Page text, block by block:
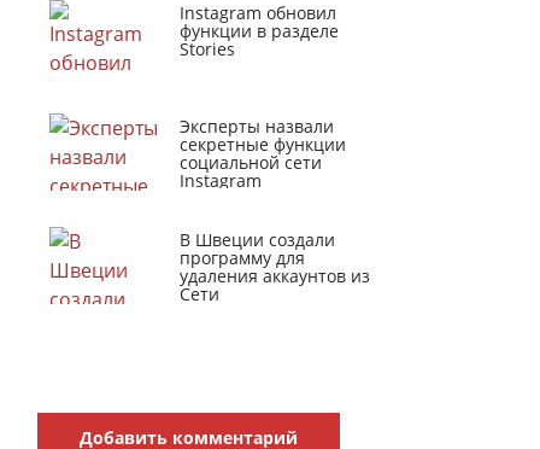
Instagram обновил
функции в разделе
Stories
Эксперты назвали
секретные функции
социальной сети
Instagram
В Швеции создали
программу для
удаления аккаунтов из
Сети
Добавить комментарий